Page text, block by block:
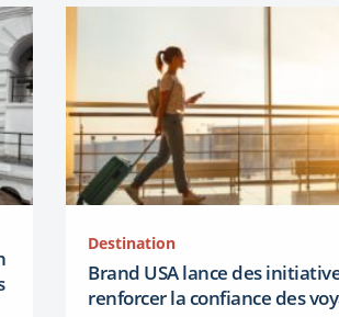
Destination
Brand USA lance des
renforcer la confiance des